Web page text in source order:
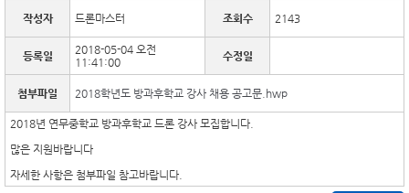
작성자 드론마스터 조회수 2143
등록일
2018-05-04 오전
11:41:00
수정일
첨부파일 2018학년도 방과후학교 강사 채용 공고문.hwp
2018년 연무중학교 방과후학교 드론 강사 모집합니다.
많은 지원바랍니다
자세한 사항은 첨부파일 참고바랍니다.